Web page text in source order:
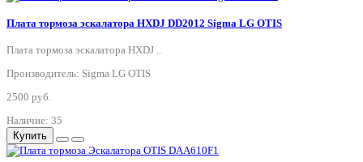
Плата тормоза эскалатора HXDJ DD2012 Sigma LG OTIS
Плата тормоза эскалатора HXDJ ..
Производитель: Sigma LG OTIS
2500 руб.
Наличие: 35
Купить